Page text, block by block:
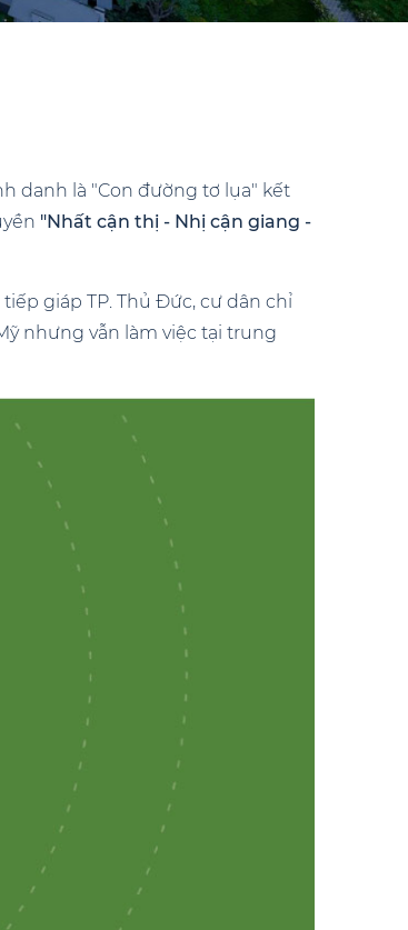
danh là "Con đường tơ lụa" kết
"Nhất cận thị - Nhị cận giang -
giáp TP. Thủ Đức, cư dân chỉ
nhưng vẫn làm việc tại trung